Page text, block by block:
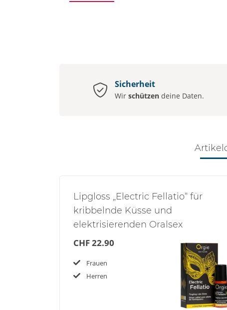
Sicherheit
Wir schützendeine Daten.
Lipgloss „Electric Fellatio“ für
kribbelnde Küsse und
elektrisierenden Oralsex
CHF 22.90
Frauen
Herren